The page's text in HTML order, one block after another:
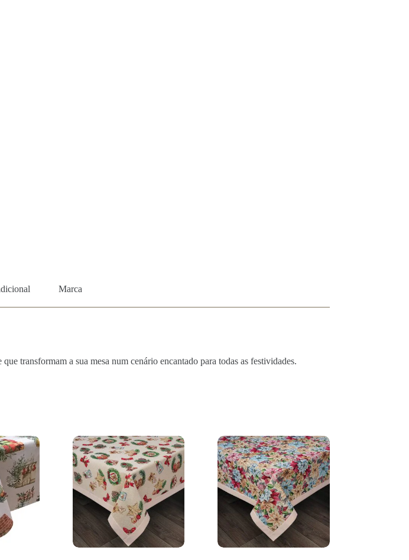
Marca
transformam a sua mesa num cenário encantado para todas as festividades.